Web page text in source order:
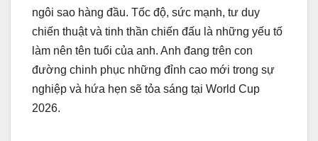
ngôi sao hàng đầu. Tốc độ, sức mạnh, tư duy
chiến thuật và tinh thần chiến đấu là những yếu tố
làm nên tên tuổi của anh. Anh đang trên con
đường chinh phục những đỉnh cao mới trong sự
nghiệp và hứa hẹn sẽ tỏa sáng tại World Cup
2026.